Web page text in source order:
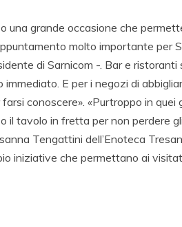
una grande occasione che
molto importante per
di Sarnicom -. Bar e ristoranti
E per i negozi di
conoscere». «Purtroppo in quei
il tavolo in fretta per non perdere
Tengattini dell’Enoteca
iniziative che permettano ai